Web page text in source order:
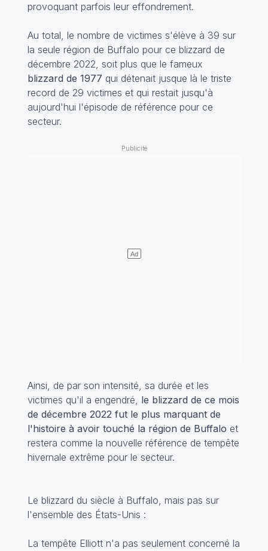
provoquant parfois leur effondrement.
Au total, le nombre de victimes s'élève à 39 sur
la seule région de Buffalo pour ce blizzard de
décembre 2022, soit plus que le fameux
blizzard de 1977 qui détenait jusque là le triste
record de 29 victimes et qui restait jusqu'à
aujourd'hui l'épisode de référence pour ce
secteur.
Ainsi, de par son intensité, sa durée et les
victimes qu'il a engendré, le blizzard de ce mois
de décembre 2022 fut le plus marquant de
l'histoire à avoir touché la région de Buffalo et
restera comme la nouvelle référence de tempête
hivernale extrême pour le secteur.
Le blizzard du siècle à Buffalo, mais pas sur
l'ensemble des États-Unis :
La tempête Elliott n'a pas seulement concerné la